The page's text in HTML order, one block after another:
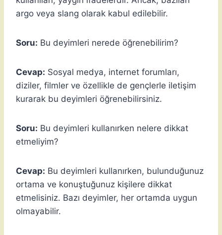
argo veya slang olarak kabul edilebilir.
Soru: Bu deyimleri nerede öğrenebilirim?
Cevap: Sosyal medya, internet forumları,
diziler, filmler ve özellikle de gençlerle iletişim
kurarak bu deyimleri öğrenebilirsiniz.
Soru: Bu deyimleri kullanırken nelere dikkat
etmeliyim?
Cevap: Bu deyimleri kullanırken, bulunduğunuz
ortama ve konuştuğunuz kişilere dikkat
etmelisiniz. Bazı deyimler, her ortamda uygun
olmayabilir.